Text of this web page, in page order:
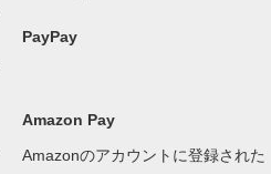
PayPay
Amazon Pay
Amazonのアカウントに登録された